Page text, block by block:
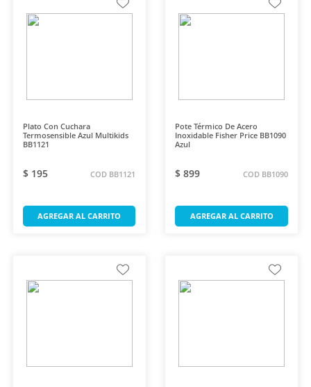
Plato Con Cuchara
Termosensible Azul Multikids
BB1121
$ 195 COD BB1121
AGREGAR AL CARRITO
Pote Térmico De Acero
Inoxidable Fisher Price BB1090
Azul
$ 899 COD BB1090
AGREGAR AL CARRITO